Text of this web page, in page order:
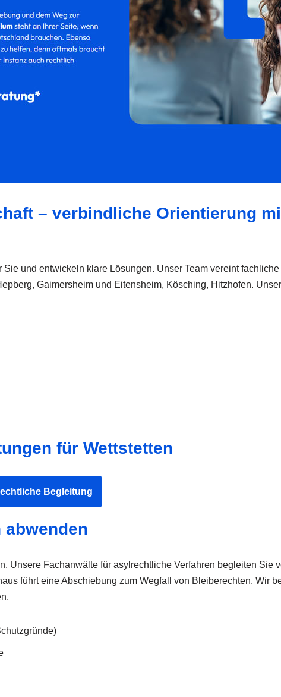
– verbindliche Orientierung
und entwickeln klare Lösungen. Unser Team vereint
Gaimersheim und Eitensheim, Kösching, Hitzhofen.
für Wettstetten
Begleitung
Unsere Fachanwälte für asylrechtliche Verfahren begleiten Sie
führt eine Abschiebung zum Wegfall von Bleiberechten. Wir